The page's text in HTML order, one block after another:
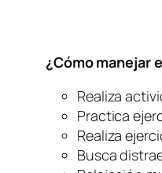
¿Cómo manejar
Realiza
Practica
Realiza
Busca